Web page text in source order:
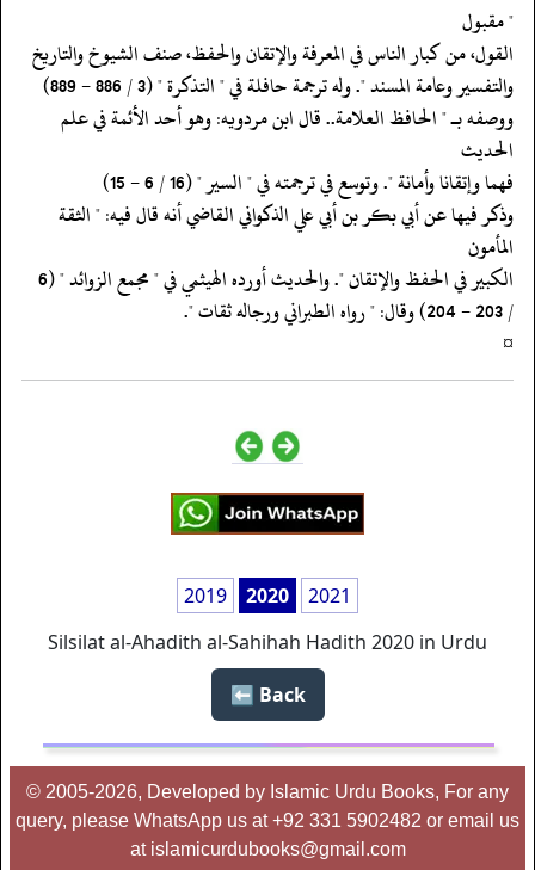
‏‏‏‏" مقبول
‏‏‏‏القول، من كبار الناس في المعرفة والإتقان والحفظ، صنف الشيوخ والتاريخ
‏‏‏‏والتفسير وعامة المسند ". وله ترجمة حافلة في " التذكرة " (3 / 886 - 889)
‏‏‏‏ووصفه بـ " الحافظ العلامة.. قال ابن مردويه: وهو أحد الأئمة في علم
الحديث
‏‏‏‏فهما وإتقانا وأمانة ". وتوسع في ترجمته في " السير " (16 / 6 - 15)
‏‏‏‏وذكر فيها عن أبي بكر بن أبي علي الذكواني القاضي أنه قال فيه: " الثقة
المأمون
‏‏‏‏الكبير في الحفظ والإتقان ". والحديث أورده الهيثمي في " مجمع الزوائد " (6
‏‏‏‏/ 203 - 204) وقال: " رواه الطبراني ورجاله ثقات ".
‏‏‏‏¤
2019 2020
2021
Silsilat al-Ahadith al-Sahihah Hadith 2020 in Urdu
Back ⬅️
© 2005-2026, Developed by Islamic Urdu Books, For any
query, please WhatsApp us at +92 331 5902482 or email us
at islamicurdubooks@gmail.com